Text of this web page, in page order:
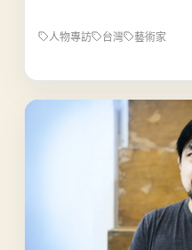
人物專訪 台灣 藝術家